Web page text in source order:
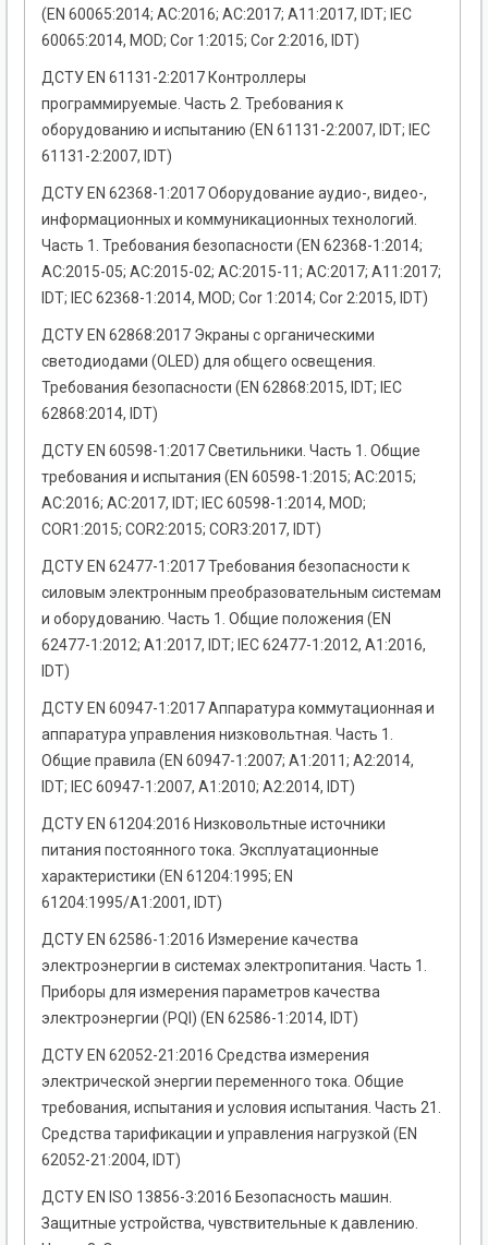
(EN 60065:2014; AC:2016; AC:2017; A11:2017, IDT; IEC
60065:2014, MOD; Cor 1:2015; Cor 2:2016, IDT)
ДСТУ EN 61131-2:2017 Контроллеры
программируемые. Часть 2. Требования к
оборудованию и испытанию (EN 61131-2:2007, IDT; IEC
61131-2:2007, IDT)
ДСТУ EN 62368-1:2017 Оборудование аудио-, видео-,
информационных и коммуникационных технологий.
Часть 1. Требования безопасности (EN 62368-1:2014;
AC:2015-05; AC:2015-02; AC:2015-11; AC:2017; А11:2017;
IDT; IEC 62368-1:2014, MOD; Cor 1:2014; Cor 2:2015, IDT)
ДСТУ EN 62868:2017 Экраны с органическими
светодиодами (OLED) для общего освещения.
Требования безопасности (EN 62868:2015, IDT; ІЕС
62868:2014, IDT)
ДСТУ EN 60598-1:2017 Светильники. Часть 1. Общие
требования и испытания (EN 60598-1:2015; АС:2015;
АС:2016; АС:2017, IDT; IEC 60598-1:2014, MOD;
COR1:2015; COR2:2015; COR3:2017, IDT)
ДСТУ EN 62477-1:2017 Требования безопасности к
силовым электронным преобразовательным системам
и оборудованию. Часть 1. Общие положения (EN
62477-1:2012; A1:2017, IDT; IEC 62477-1:2012, A1:2016,
IDT)
ДСТУ EN 60947-1:2017 Аппаратура коммутационная и
аппаратура управления низковольтная. Часть 1.
Общие правила (EN 60947-1:2007; A1:2011; A2:2014,
IDT; IEC 60947-1:2007, A1:2010; A2:2014, IDT)
ДСТУ EN 61204:2016 Низковольтные источники
питания постоянного тока. Эксплуатационные
характеристики (EN 61204:1995; EN
61204:1995/A1:2001, IDT)
ДСТУ EN 62586-1:2016 Измерение качества
электроэнергии в системах электропитания. Часть 1.
Приборы для измерения параметров качества
электроэнергии (PQI) (EN 62586-1:2014, IDT)
ДСТУ EN 62052-21:2016 Средства измерения
электрической энергии переменного тока. Общие
требования, испытания и условия испытания. Часть 21.
Средства тарификации и управления нагрузкой (EN
62052-21:2004, IDT)
ДСТУ EN ISO 13856-3:2016 Безопасность машин.
Защитные устройства, чувствительные к давлению.